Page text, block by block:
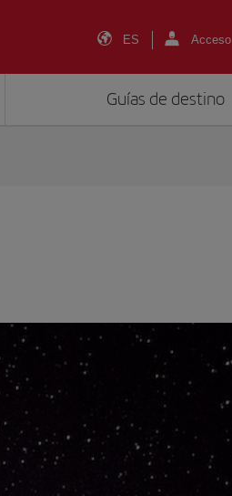
ES Acceso
Guías de destino